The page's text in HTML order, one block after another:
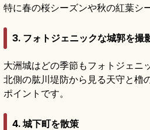
特に春の桜シーズンや秋の紅葉シ
3. フォトジェニックな城郭を撮
大洲城はどの季節もフォトジェニ
北側の肱川堤防から見る天守と櫓
ポイントです。
4. 城下町を散策